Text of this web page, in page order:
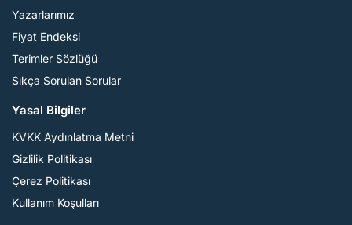
Yazarlarımız
Fiyat Endeksi
Terimler Sözlüğü
Sıkça Sorulan Sorular
Yasal Bilgiler
KVKK Aydınlatma Metni
Gizlilik Politikası
Çerez Politikası
Kullanım Koşulları